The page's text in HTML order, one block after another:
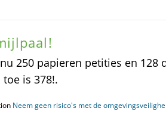
250 papieren petities en 128
is 378!.
Neem geen risico's met de